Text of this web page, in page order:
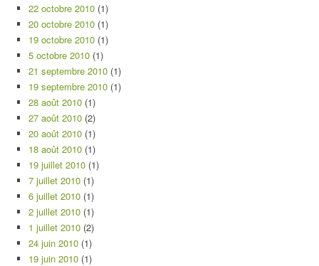
22 octobre 2010 (1)
20 octobre 2010 (1)
19 octobre 2010 (1)
5 octobre 2010 (1)
21 septembre 2010 (1)
19 septembre 2010 (1)
28 août 2010 (1)
27 août 2010 (2)
20 août 2010 (1)
18 août 2010 (1)
19 juillet 2010 (1)
7 juillet 2010 (1)
6 juillet 2010 (1)
2 juillet 2010 (1)
1 juillet 2010 (2)
24 juin 2010 (1)
19 juin 2010 (1)